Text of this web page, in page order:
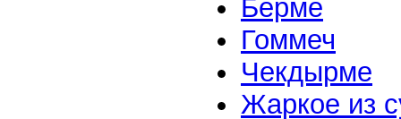
Берме
Гоммеч
Чекдырме
Жаркое из